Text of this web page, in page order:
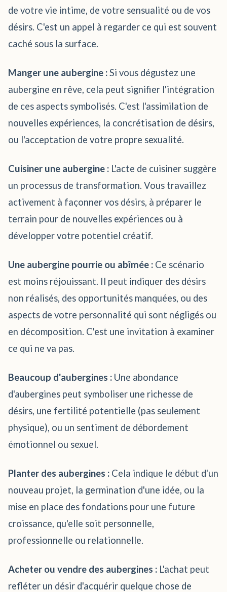
de votre vie intime, de votre sensualité ou de vos
désirs. C'est un appel à regarder ce qui est souvent
caché sous la surface.
Manger une aubergine :Si vous dégustez une
aubergine en rêve, cela peut signifier l'intégration
de ces aspects symbolisés. C'est l'assimilation de
nouvelles expériences, la concrétisation de désirs,
ou l'acceptation de votre propre sexualité.
Cuisiner une aubergine : L'acte de cuisiner suggère
un processus de transformation. Vous travaillez
activement à façonner vos désirs, à préparer le
terrain pour de nouvelles expériences ou à
développer votre potentiel créatif.
Une aubergine pourrie ou abîmée : Ce scénario
est moins réjouissant. Il peut indiquer des désirs
non réalisés, des opportunités manquées, ou des
aspects de votre personnalité qui sont négligés ou
en décomposition. C'est une invitation à examiner
ce qui ne va pas.
Beaucoup d'aubergines : Une abondance
d'aubergines peut symboliser une richesse de
désirs, une fertilité potentielle (pas seulement
physique), ou un sentiment de débordement
émotionnel ou sexuel.
Planter des aubergines : Cela indique le début d'un
nouveau projet, la germination d'une idée, ou la
mise en place des fondations pour une future
croissance, qu'elle soit personnelle,
professionnelle ou relationnelle.
Acheter ou vendre des aubergines : L'achat peut
refléter un désir d'acquérir quelque chose de